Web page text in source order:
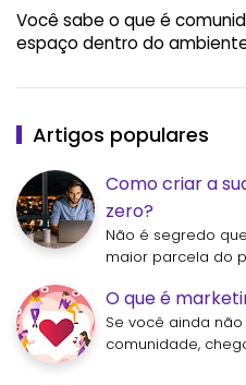
Você sabe o que é
espaço dentro do
Artigos populares
Como criar a
zero?
Não é segredo
maior parcela do
O que é
Se você ainda
comunidade,